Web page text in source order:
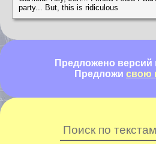
party... But, this is ridiculous
Предложено версий
Предложи свою